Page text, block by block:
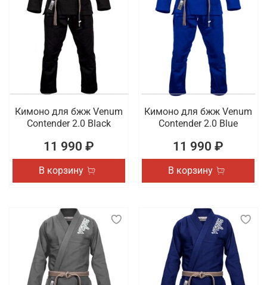
Кимоно для бжж Venum
Contender 2.0 Black
11 990 ₽
В корзину
Кимоно для бжж Venum
Contender 2.0 Blue
11 990 ₽
В корзину